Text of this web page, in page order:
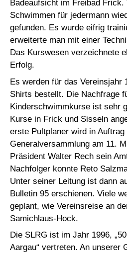
Badeaufsicht im Freibad
Schwimmen für jedermann
gefunden. Es wurde eifrig
erweiterte man mit einer
Das Kurswesen verzeichnete
Erfolg.
Es werden für das Vereinsjahr
Shirts bestellt. Die Nachfrage
Kinderschwimmkurse ist sehr
Kurse in Frick und Sisseln
erste Pultplaner wird in Auftrag
Generalversammlung am 11.
Präsident Walter Rech sein
Nachfolger konnte Reto
Unter seiner Leitung ist dann
Bulletin 95 erschienen. Viele
geplant, wie Vereinsreise an
Samichlaus-Hock.
Die SLRG ist im Jahr 1996,
Aargau“ vertreten. An unserer